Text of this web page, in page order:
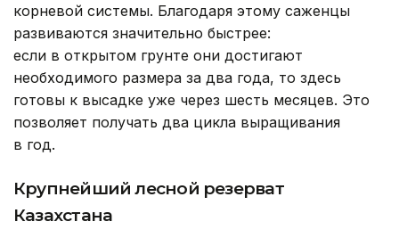
корневой системы. Благодаря этому саженцы
развиваются значительно быстрее:
если в открытом грунте они достигают
необходимого размера за два года, то здесь
готовы к высадке уже через шесть месяцев. Это
позволяет получать два цикла выращивания
в год.
Крупнейший лесной резерват
Казахстана